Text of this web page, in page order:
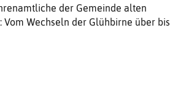
der Gemeinde alten
Wechseln der Glühbirne über bis